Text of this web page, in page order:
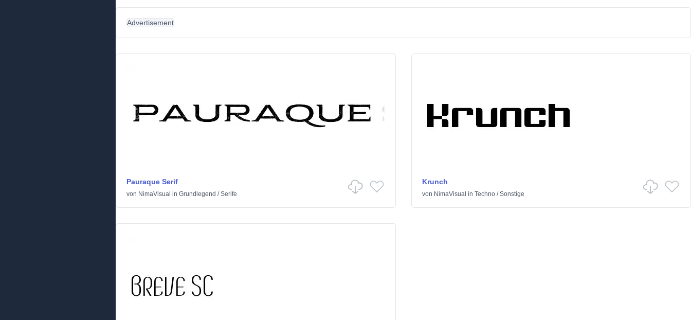
Advertisement
Pauraque Serif
von NimaVisual in Grundlegend /Serife
Krunch
von NimaVisual in Techno/Sonstige